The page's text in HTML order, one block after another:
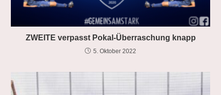
ZWEITE verpasst Pokal-Überraschung knapp
5. Oktober 2022